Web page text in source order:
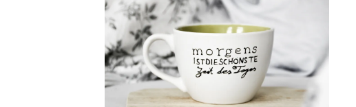
BOHO
LEDER-
FÜR
TEEBECHER